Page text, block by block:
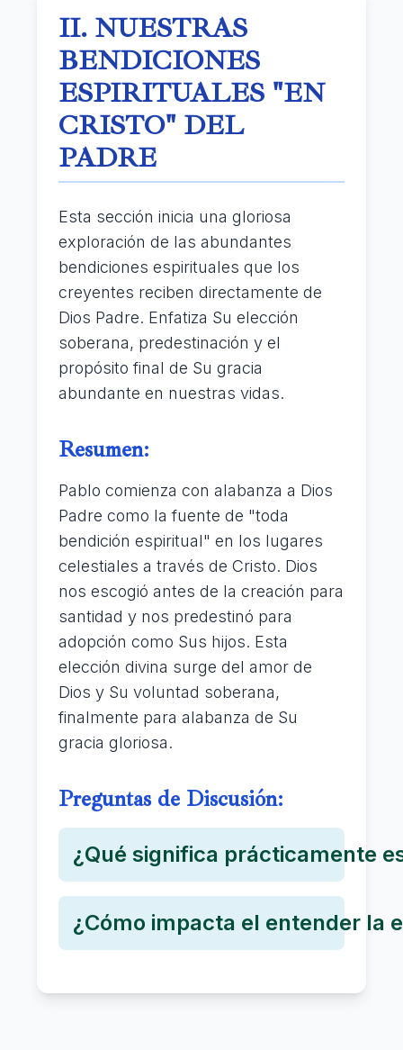
II. NUESTRAS
BENDICIONES
ESPIRITUALES "EN
CRISTO" DEL
PADRE
Esta sección inicia una gloriosa
exploración de las abundantes
bendiciones espirituales que los
creyentes reciben directamente de
Dios Padre. Enfatiza Su elección
soberana, predestinación y el
propósito final de Su gracia
abundante en nuestras vidas.
Resumen:
Pablo comienza con alabanza a Dios
Padre como la fuente de "toda
bendición espiritual" en los lugares
celestiales a través de Cristo. Dios
nos escogió antes de la creación para
santidad y nos predestinó para
adopción como Sus hijos. Esta
elección divina surge del amor de
Dios y Su voluntad soberana,
finalmente para alabanza de Su
gracia gloriosa.
Preguntas de Discusión:
¿Qué significa prácticamente
¿Cómo impacta el entender la